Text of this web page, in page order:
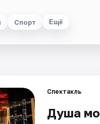
Спорт Ещё
Спектакль
Душа